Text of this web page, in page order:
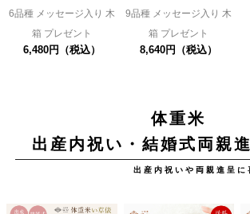
6品種 メッセージ入り 木
箱 プレゼント
6,480円（税込）
9品種 メッセージ入り 木
箱 プレゼント
8,640円（税込）
体重米
出産内祝い・結婚式両親
出産内祝いや両親進呈に